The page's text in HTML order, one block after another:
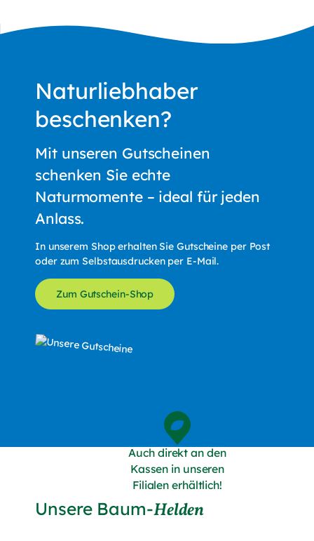
Naturliebhaber
beschenken?
Mit unseren Gutscheinen
schenken Sie echte
Naturmomente – ideal für jeden
Anlass.
In unserem Shop erhalten Sie Gutscheine per Post
oder zum Selbstausdrucken per E-Mail.
Zum Gutschein-Shop
Auch direkt an den
Kassen in unseren
Filialen erhältlich!
Unsere Baum-Helden